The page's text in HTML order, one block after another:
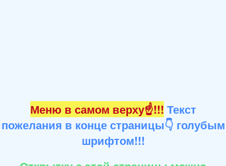
Меню в самом верху☝!!! Текст
пожелания в конце страницы👇 голубым
шрифтом!!!